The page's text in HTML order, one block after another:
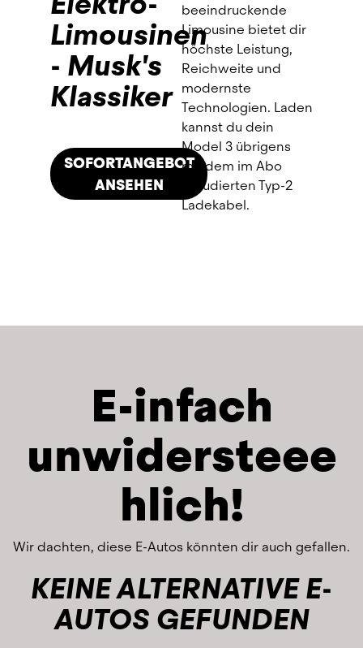
In nur drei Schritten zum E-Fuhrpark:
Unser
Fuhrpark-Kontaktformular
ausfüllen.
Individuell beraten lassen, die
passenden E-Fahrzeuge auswählen
und ein unverbindliches Angebot
Vertrag mit einem Click bestätigen,
Übergabetermin vereinbaren und
starten.
Limousinen
- Musk's
Klassiker
SOFORTANGEBOT
ANSEHEN
beeindruckende
Limousine bietet dir
höchste Leistung,
Reichweite und
modernste
Technologien. Laden
kannst du dein
Model 3 übrigens
mit dem im Abo
inkludierten Typ-2
Ladekabel.
E-infach
unwidersteee
hlich!
Wir dachten, diese E-Autos könnten dir auch gefallen.
KEINE ALTERNATIVE E-
AUTOS GEFUNDEN